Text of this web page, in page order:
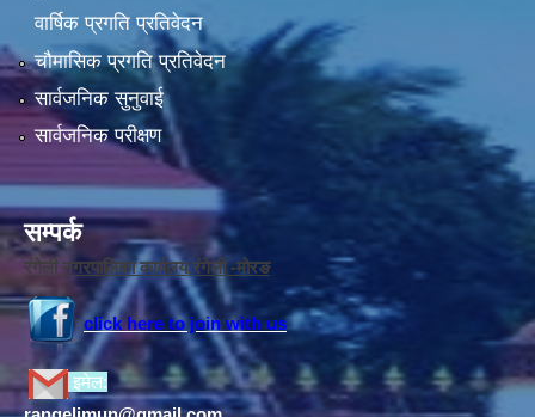
वार्षिक प्रगति प्रतिवेदन
चौमासिक प्रगति प्रतिवेदन
सार्वजनिक सुनुवाई
सार्वजनिक परीक्षण
सम्पर्क
रंगेली नगरपालिका कार्यलय,रंगेली -मोरङ
click here to join with us
इमेल: